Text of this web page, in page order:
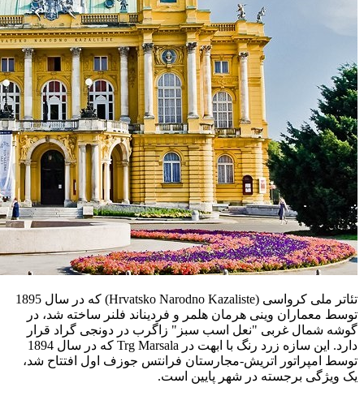
تئاتر ملی کرواسی (Hrvatsko Narodno Kazaliste) که در سال 1895
توسط معماران وینی هرمان هلمر و فردیناند فلنر ساخته شد، در
گوشه شمال غربی "نعل اسب سبز" زاگرب در دونجی گراد قرار
دارد. این سازه زرد رنگ با ابهت در Trg Marsala که در سال 1894
توسط امپراتور اتریش-مجارستان فرانتس جوزف اول افتتاح شد،
یک ویژگی برجسته در شهر پایین است.